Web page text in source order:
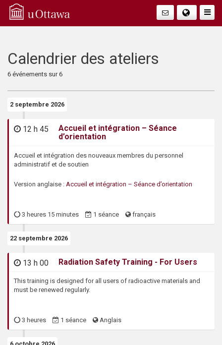
Q
A
Faire
Calendrier des ateliers
6 événements sur6
2 septembre 2026
12 h 45
Accueil et intégration – Séance
d’orientation47745
Accueil et intégration des nouveaux membres du personnel
administratif et de soutien
Version anglaise : Accueil et intégration – Séance d’orientation
3 heures 15 minutes 1 séance français
22 septembre 2026
13 h 00 Radiation Safety Training - For Users
This training is designed for all users of radioactive materials and
must be renewed regularly.
3 heures 1 séance Anglais